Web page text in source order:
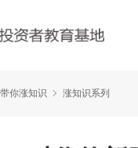
你涨知识 涨知识系列